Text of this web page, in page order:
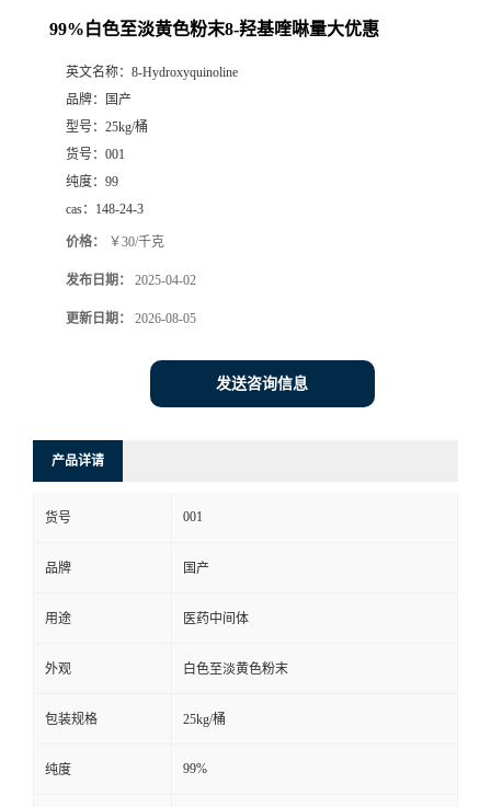
99%白色至淡黄色粉末8-羟基喹啉量大优惠
英文名称： 8-Hydroxyquinoline
品牌：
国产
型号： 25kg/桶
货号： 001
纯度： 99
cas： 148-24-3
价格： ￥30/千克
发布日期： 2025-04-02
更新日期： 2026-08-05
发送咨询信息
产品详请
货号 001
品牌 国产
用途 医药中间体
外观 白色至淡黄色粉末
包装规格 25kg/桶
纯度 99%